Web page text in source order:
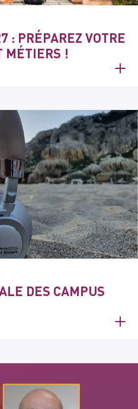
: PRÉPAREZ VOTRE
MÉTIERS !
DES CAMPUS